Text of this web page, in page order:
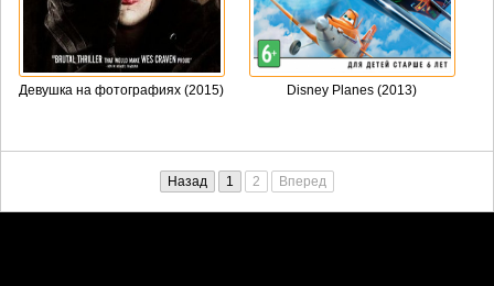
Девушка на фотографиях (2015) Disney Planes (2013)
Назад 1 2 Вперед